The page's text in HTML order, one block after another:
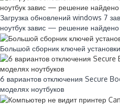
Загрузка обновлений windows 7
ноутбук завис — решение найдено
Большой сборник ключей
6 вариантов отключения Secure
моделях ноутбуков